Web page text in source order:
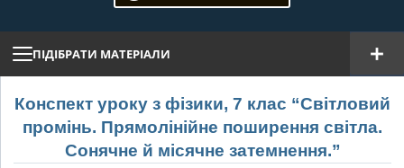
ПІДІБРАТИ МАТЕРІАЛИ
Конспект уроку з фізики, 7 клас “Світловий
промінь. Прямолінійне поширення світла.
Сонячне й місячне затемнення.”